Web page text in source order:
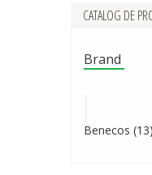
CATALOG DE
Brand
Benecos (13)